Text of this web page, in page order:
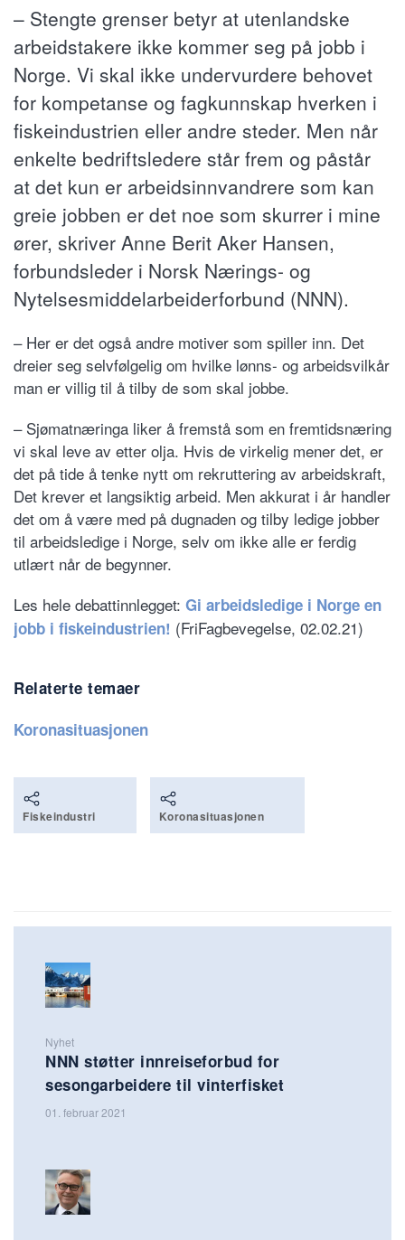
– Stengte grenser betyr at utenlandske
arbeidstakere ikke kommer seg på jobb i
Norge. Vi skal ikke undervurdere behovet
for kompetanse og fagkunnskap hverken i
fiskeindustrien eller andre steder. Men når
enkelte bedriftsledere står frem og påstår
at det kun er arbeidsinnvandrere som kan
greie jobben er det noe som skurrer i mine
ører, skriver Anne Berit Aker Hansen,
forbundsleder i Norsk Nærings- og
Nytelsesmiddelarbeiderforbund (NNN).
– Her er det også andre motiver som spiller inn. Det
dreier seg selvfølgelig om hvilke lønns- og arbeidsvilkår
man er villig til å tilby de som skal jobbe.
– Sjømatnæringa liker å fremstå som en fremtidsnæring
vi skal leve av etter olja. Hvis de virkelig mener det, er
det på tide å tenke nytt om rekruttering av arbeidskraft,
Det krever et langsiktig arbeid. Men akkurat i år handler
det om å være med på dugnaden og tilby ledige jobber
til arbeidsledige i Norge, selv om ikke alle er ferdig
utlært når de begynner.
Les hele debattinnlegget: Gi arbeidsledige i Norge en
jobb i fiskeindustrien! (FriFagbevegelse, 02.02.21)
Relaterte temaer
Koronasituasjonen
Fiskeindustri Koronasituasjonen
Nyhet
NNN støtter innreiseforbud for
sesongarbeidere til vinterfisket
01. februar 2021